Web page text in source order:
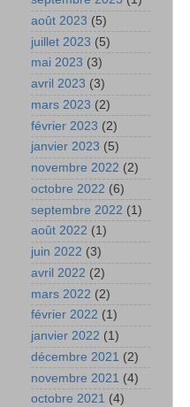
août 2023 (5)
juillet 2023 (5)
mai 2023 (3)
avril 2023 (3)
mars 2023 (2)
février 2023 (2)
janvier 2023 (5)
novembre 2022 (2)
octobre 2022 (6)
septembre 2022 (1)
août 2022 (1)
juin 2022 (3)
avril 2022 (2)
mars 2022 (2)
février 2022 (1)
janvier 2022 (1)
décembre 2021 (2)
novembre 2021 (4)
octobre 2021 (4)